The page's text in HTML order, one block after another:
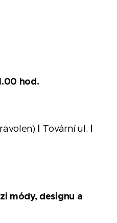
hod.
| Tovární ul. |
módy, designu a